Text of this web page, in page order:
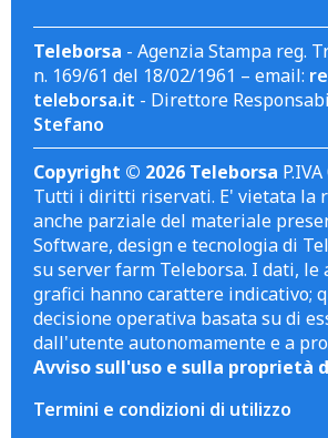
Teleborsa - Agenzia Stampa reg.
n. 169/61 del 18/02/1961 – email:
teleborsa.it - Direttore
Stefano
Copyright © 2026 Teleborsa
Tutti i diritti riservati. E' vietata la
anche parziale del materiale
Software, design e tecnologia di
su server farm Teleborsa. I dati, le
grafici hanno carattere indicativo;
decisione operativa basata su di
dall'utente autonomamente e a
Avviso sull'uso e sulla proprietà
Termini e condizioni di utilizzo